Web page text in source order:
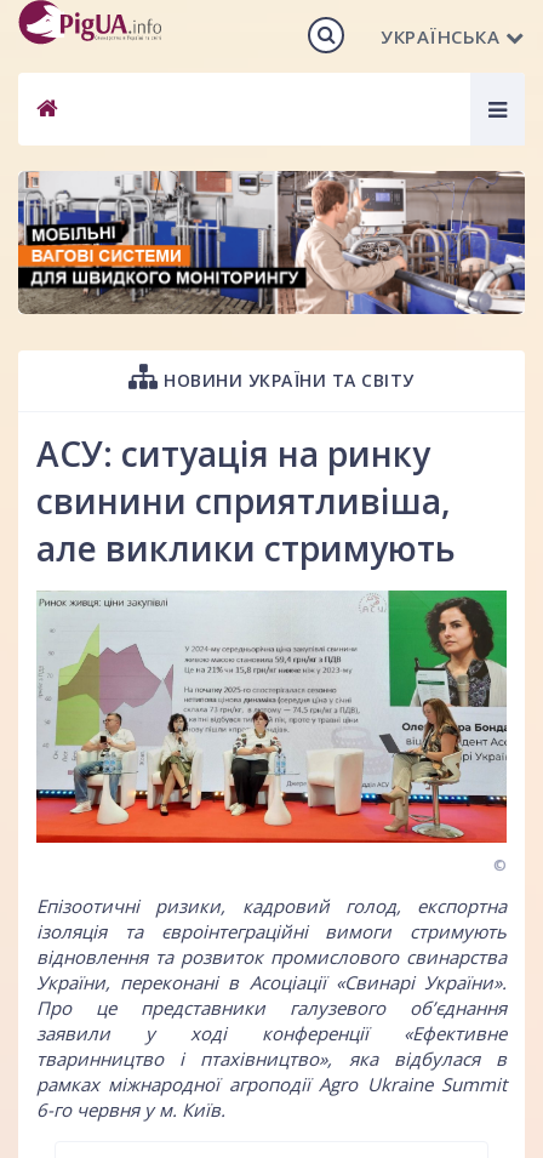
УКРАЇНСЬКА
НОВИНИ УКРАЇНИ ТА СВІТУ
АСУ: ситуація на ринку
свинини сприятливіша,
але виклики стримують
©
Епізоотичні ризики, кадровий голод, експортна
ізоляція та євроінтеграційні вимоги стримують
відновлення та розвиток промислового свинарства
України, переконані в Асоціації «Свинарі України».
Про це представники галузевого об’єднання
заявили у ході конференції «Ефективне
тваринництво і птахівництво», яка відбулася в
рамках міжнародної агроподії Agro Ukraine Summit
6-го червня у м. Київ.